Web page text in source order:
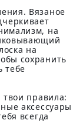
Вязаное
на
на
сохранить
тебе
твои правила:
аксессуары
всегда